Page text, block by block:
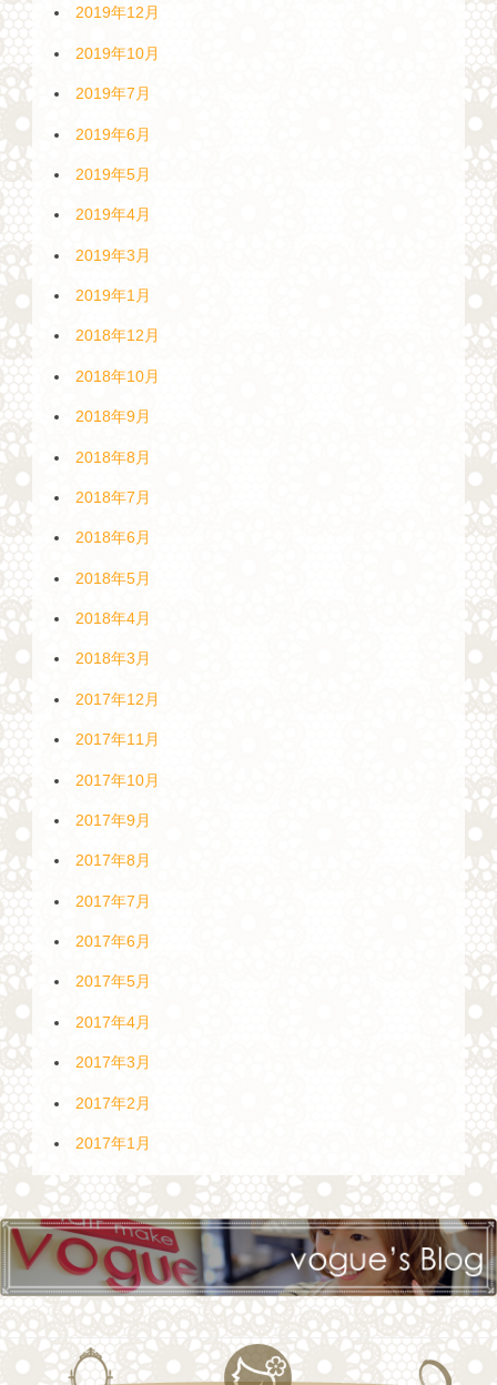
2019年12月
2019年10月
2019年7月
2019年6月
2019年5月
2019年4月
2019年3月
2019年1月
2018年12月
2018年10月
2018年9月
2018年8月
2018年7月
2018年6月
2018年5月
2018年4月
2018年3月
2017年12月
2017年11月
2017年10月
2017年9月
2017年8月
2017年7月
2017年6月
2017年5月
2017年4月
2017年3月
2017年2月
2017年1月